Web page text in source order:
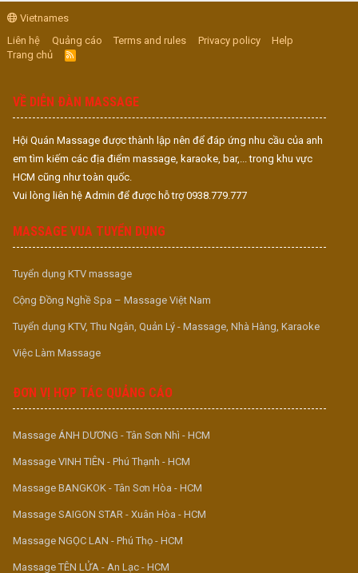
Vietnames
Liên hệ
Quảng cáo Terms and rules Privacy policy
Help
Trang chủ
R
S
VỀ DIỄN ĐÀN MASSAGE
Hội Quán Massage được thành lập nên để đáp ứng nhu cầu của anh
em tìm kiếm các địa điểm massage, karaoke, bar,... trong khu vực
HCM cũng như toàn quốc.
Vui lòng liên hệ Admin để được hỗ trợ 0938.779.777
MASSAGE VUA TUYỂN DỤNG
Tuyển dụng KTV massage
Cộng Đồng Nghề Spa – Massage Việt Nam
Tuyển dụng KTV, Thu Ngân, Quản Lý - Massage, Nhà Hàng, Karaoke
Việc Làm Massage
ĐƠN VỊ HỢP TÁC QUẢNG CÁO
Massage ÁNH DƯƠNG - Tân Sơn Nhì - HCM
Massage VINH TIÊN - Phú Thạnh - HCM
Massage BANGKOK - Tân Sơn Hòa - HCM
Massage SAIGON STAR - Xuân Hòa - HCM
Massage NGỌC LAN - Phú Thọ - HCM
Massage TÊN LỬA - An Lạc - HCM